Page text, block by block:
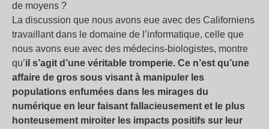
de moyens ?
La discussion que nous avons eue avec des Californiens
travaillant dans le domaine de l’informatique, celle que
nous avons eue avec des médecins-biologistes, montre
qu’il s’agit d’une véritable tromperie. Ce n’est qu’une
affaire de gros sous visant à manipuler les
populations enfumées dans les mirages du
numérique en leur faisant fallacieusement et le plus
honteusement miroiter les impacts positifs sur leur